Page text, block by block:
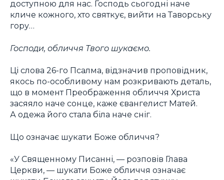
доступною для нас. Господь сьогодні наче
кличе кожного, хто святкує, вийти на Таворську
гору…
Господи, обличчя Твого шукаємо.
Ці слова 26-го Псалма, відзначив проповідник,
якось по-особливому нам розкривають деталь,
що в момент Преображення обличчя Христа
засяяло наче сонце, каже євангелист Матей.
А одежа його стала біла наче сніг.
Що означає шукати Боже обличчя?
«У Священному Писанні, — розповів Глава
Церкви, — шукати Боже обличчя означає